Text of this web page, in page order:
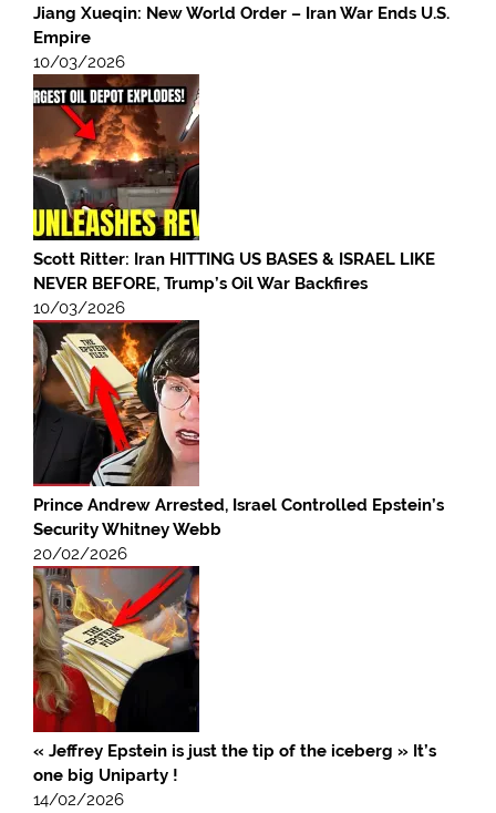
Jiang Xueqin: New World Order – Iran War Ends U.S.
Empire
10/03/2026
Scott Ritter: Iran HITTING US BASES & ISRAEL LIKE
NEVER BEFORE, Trump’s Oil War Backfires
10/03/2026
Prince Andrew Arrested, Israel Controlled Epstein’s
Security Whitney Webb
20/02/2026
« Jeffrey Epstein is just the tip of the iceberg » It’s
one big Uniparty !
14/02/2026